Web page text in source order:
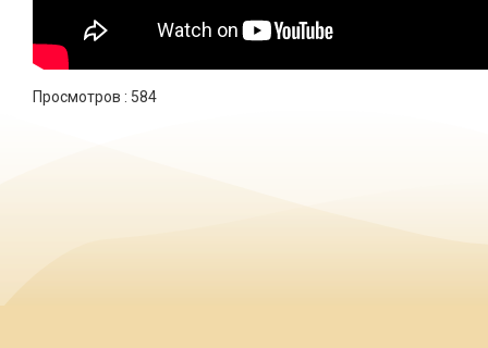
Просмотров : 584